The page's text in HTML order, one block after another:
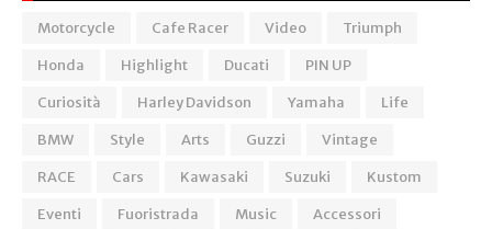
Motorcycle Cafe Racer Video
Triumph
Honda
Highlight Ducati
PIN UP
Curiosità
Harley Davidson Yamaha
Life
BMW
Style Arts Guzzi
Vintage
RACE
Cars Kawasaki Suzuki
Kustom
Eventi
Fuoristrada Music
Accessori